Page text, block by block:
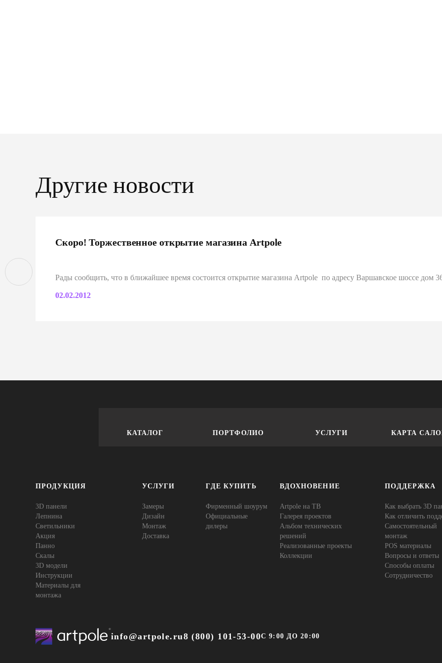
Другие новости
Скоро! Торжественное открытие магазина Artpole
Рады сообщить, что в ближайшее время состоится открытие магазина Artpole по адресу Варшавское шоссе дом
02.02.2012
КАТАЛОГ ПОРТФОЛИО УСЛУГИ КАРТА
ПРОДУКЦИЯ
3D панели
Лепнина
Cветильники
Акция
Панно
Скалы
3D модели
Инструкции
Материалы для
монтажа
УСЛУГИ
Замеры
Дизайн
Монтаж
Доставка
ГДЕ КУПИТЬ
Фирменный шоурум
Официальные
дилеры
ВДОХНОВЕНИЕ
Artpole на ТВ
Галерея проектов
Альбом технических
решений
Реализованные проекты
Коллекции
ПОДДЕРЖКА
Как выбрать 3D
Как отличить
Самостоятельный
монтаж
POS материалы
Вопросы и ответы
Способы оплаты
Сотрудничество
info@artpole.ru8 (800) 101-53-00С 9:00 ДО 20:00